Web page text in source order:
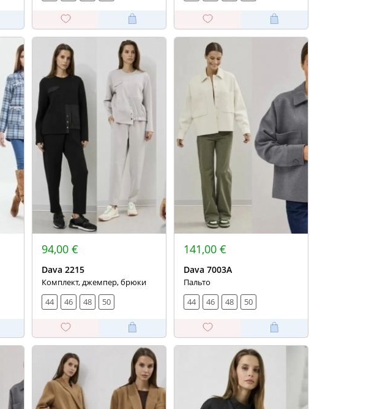
94,00 €
Dava 2215
Комплект, джемпер, брюки
44
46 48 50
141,00 €
Dava 7003А
Пальто
44
46 48 50